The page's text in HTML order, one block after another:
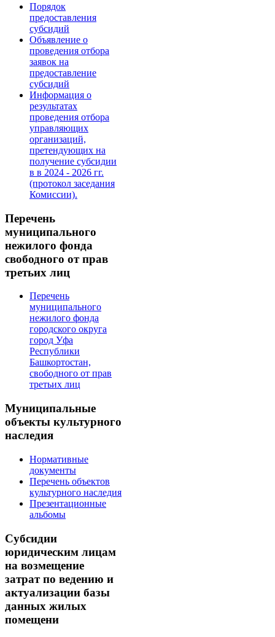
Порядок
предоставления
субсидий
Объявление о
проведения отбора
заявок на
предоставление
субсидий
Информация о
результатах
проведения отбора
управляющих
организаций,
претендующих на
получение субсидии
в в 2024 - 2026 гг.
(протокол заседания
Комиссии).
Перечень
муниципального
нежилого фонда
свободного от прав
третьих лиц
Перечень
муниципального
нежилого фонда
городского округа
город Уфа
Республики
Башкортостан,
свободного от прав
третьих лиц
Муниципальные
объекты культурного
наследия
Нормативные
документы
Перечень объектов
культурного наследия
Презентационные
альбомы
Субсидии
юридическим лицам
на возмещение
затрат по ведению и
актуализации базы
данных жилых
помещени